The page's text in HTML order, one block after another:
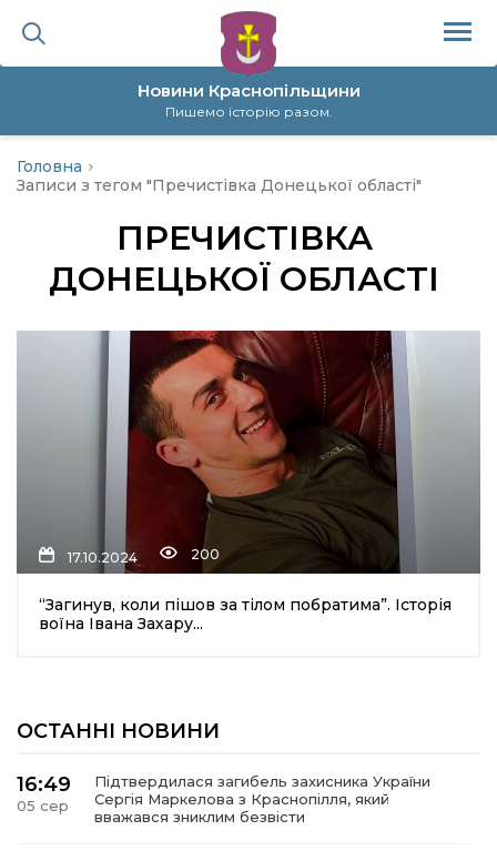
Новини Краснопільщини
Пишемо історію разом.
політика
Головна
Записи з тегом "Пречистівка Донецької області"
ПРЕЧИСТІВКА
ДОНЕЦЬКОЇ ОБЛАСТІ
17.10.2024 200
“Загинув, коли пішов за тілом побратима”. Історія
воїна Івана Захару...
ОСТАННІ НОВИНИ
16:49
05 сер
Підтвердилася загибель захисника України
Сергія Маркелова з Краснопілля, який
вважався зниклим безвісти